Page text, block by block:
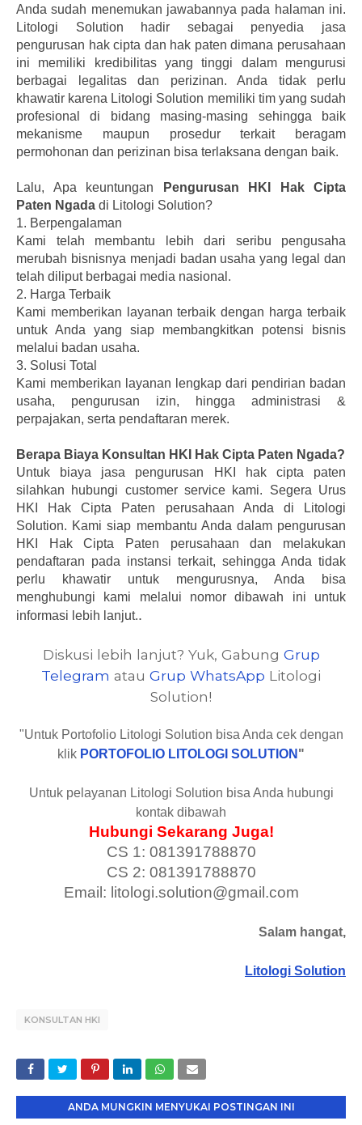
Anda sudah menemukan jawabannya pada halaman ini.
Litologi Solution hadir sebagai penyedia jasa
pengurusan hak cipta dan hak paten dimana perusahaan
ini memiliki kredibilitas yang tinggi dalam mengurusi
berbagai legalitas dan perizinan. Anda tidak perlu
khawatir karena Litologi Solution memiliki tim yang sudah
profesional di bidang masing-masing sehingga baik
mekanisme maupun prosedur terkait beragam
permohonan dan perizinan bisa terlaksana dengan baik.
Lalu, Apa keuntungan Pengurusan HKI Hak Cipta
Paten Ngada di Litologi Solution?
1. Berpengalaman
Kami telah membantu lebih dari seribu pengusaha
merubah bisnisnya menjadi badan usaha yang legal dan
telah diliput berbagai media nasional.
2. Harga Terbaik
Kami memberikan layanan terbaik dengan harga terbaik
untuk Anda yang siap membangkitkan potensi bisnis
melalui badan usaha.
3. Solusi Total
Kami memberikan layanan lengkap dari pendirian badan
usaha, pengurusan izin, hingga administrasi &
perpajakan, serta pendaftaran merek.
Berapa Biaya Konsultan HKI Hak Cipta Paten Ngada?
Untuk biaya jasa pengurusan HKI hak cipta paten
silahkan hubungi customer service kami. Segera Urus
HKI Hak Cipta Paten perusahaan Anda di Litologi
Solution. Kami siap membantu Anda dalam pengurusan
HKI Hak Cipta Paten perusahaan dan melakukan
pendaftaran pada instansi terkait, sehingga Anda tidak
perlu khawatir untuk mengurusnya, Anda bisa
menghubungi kami melalui nomor dibawah ini untuk
informasi lebih lanjut..
Diskusi lebih lanjut? Yuk, Gabung Grup
Telegram atau Grup WhatsApp Litologi
Solution!
"Untuk Portofolio Litologi Solution bisa Anda cek dengan
klik PORTOFOLIO LITOLOGI SOLUTION "
Untuk pelayanan Litologi Solution bisa Anda hubungi
kontak dibawah
Hubungi Sekarang Juga!
CS 1: 081391788870
CS 2: 081391788870
Email: litologi.solution@gmail.com
Salam hangat,
Litologi Solution
KONSULTAN HKI
ANDA MUNGKIN MENYUKAI POSTINGAN INI